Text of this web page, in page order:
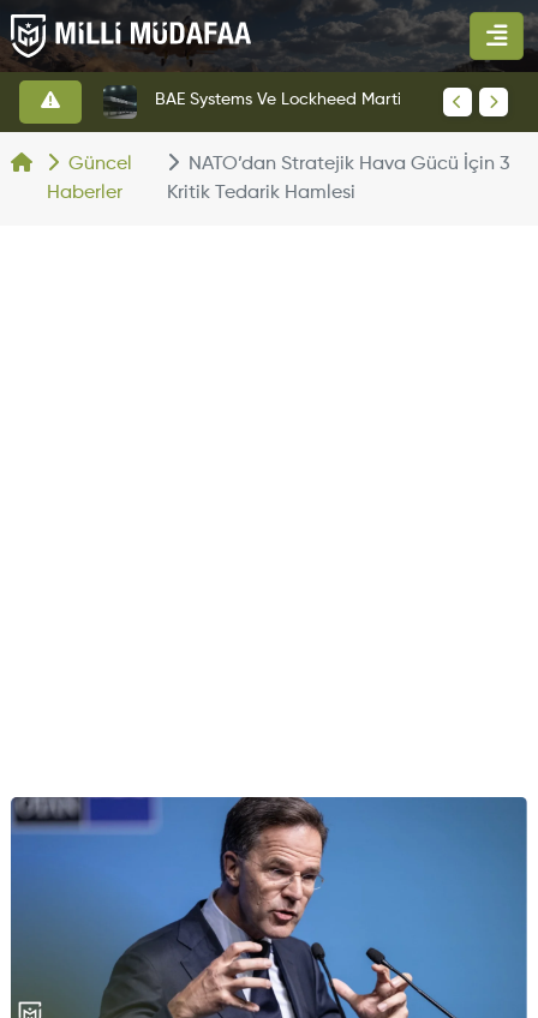
Güncel
Haberler
NATO’dan Stratejik Hava Gücü İçin 3
Kritik Tedarik Hamlesi